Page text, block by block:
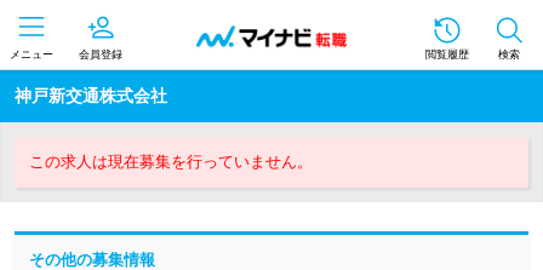
メニュー 会員登録 閲覧履歴 検索
神戸新交通株式会社
この求人は現在募集を行っていません。
その他の募集情報